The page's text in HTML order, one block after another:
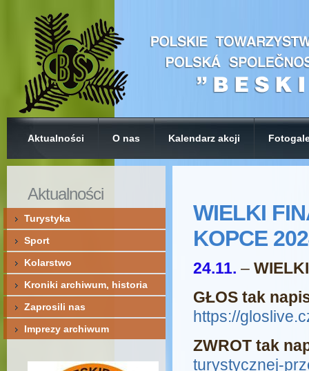
Aktualności O nas Kalendarz akcji
WIELKI
KOPCE
24.11. –
GŁOS tak
https://
ZWROT tak
turystycznej-
Aktualności
Turystyka
Sport
Kolarstwo
Kroniki archiwum, historia
Zaprosili nas
Imprezy archiwum